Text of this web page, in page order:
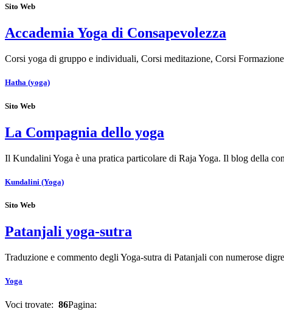
Sito Web
Accademia Yoga di Consapevolezza
Corsi yoga di gruppo e individuali, Corsi meditazione, Corsi
Hatha (yoga)
Sito Web
La Compagnia dello yoga
Il Kundalini Yoga è una pratica particolare di Raja Yoga. Il blog della
Kundalini (Yoga)
Sito Web
Patanjali yoga-sutra
Traduzione e commento degli Yoga-sutra di Patanjali con numerose
Yoga
Voci trovate: 86Pagina: